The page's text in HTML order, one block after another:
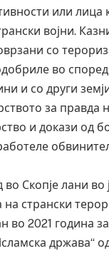
или лица
војни.
со
во
и со други
за правда
и докази од
Скопје лани во
на странски
во 2021 година
држава“